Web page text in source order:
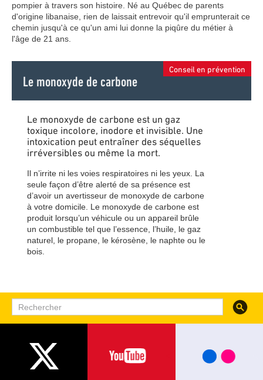
pompier à travers son histoire. Né au Québec de parents
d'origine libanaise, rien de laissait entrevoir qu'il emprunterait ce
chemin jusqu'à ce qu'un ami lui donne la piqûre du métier à
l'âge de 21 ans.
Conseil en prévention
Le monoxyde de carbone
Le monoxyde de carbone est un gaz
toxique incolore, inodore et invisible. Une
intoxication peut entraîner des séquelles
irréversibles ou même la mort.
Il n’irrite ni les voies respiratoires ni les yeux. La
seule façon d’être alerté de sa présence est
d’avoir un avertisseur de monoxyde de carbone
à votre domicile. Le monoxyde de carbone est
produit lorsqu’un véhicule ou un appareil brûle
un combustible tel que l’essence, l’huile, le gaz
naturel, le propane, le kérosène, le naphte ou le
bois.
Rechercher